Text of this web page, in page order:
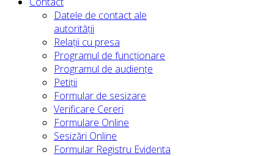
Datele de contact ale
autorității
Relații cu presa
Programul de funcționare
Programul de audiențe
Petiții
Formular de sesizare
Verificare Cereri
Formulare Online
Sesizări Online
Formular Registru Evidenta